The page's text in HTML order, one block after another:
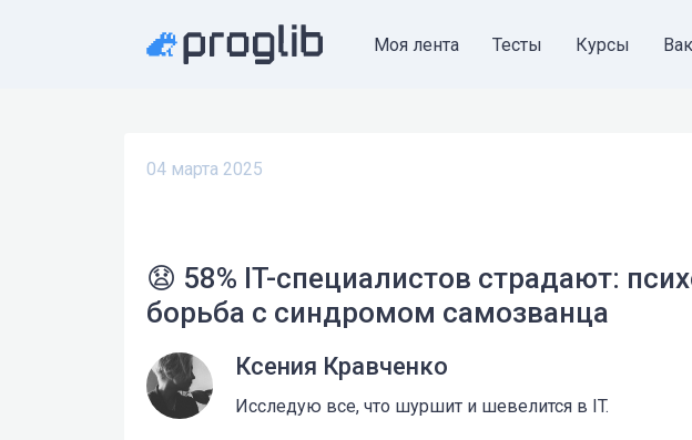
Моя лента Тесты Курсы
04 марта 2025
😧 58% IT-специалистов страдают:
борьба с синдромом самозванца
Ксения Кравченко
Исследую все, что шуршит и шевелится в IT.